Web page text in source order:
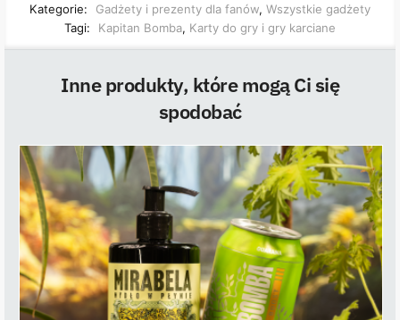
Kategorie:
Gadżety i prezenty dla fanów, Wszystkie gadżety
Tagi:
Kapitan Bomba, Karty do gry i gry karciane
Inne produkty, które mogą Ci się
spodobać